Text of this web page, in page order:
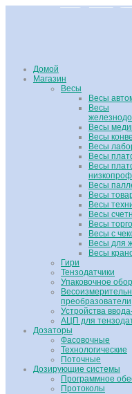
Домой
Магазин
Весы
Весы
Весы
Весы
Весы
Весы
Весы
Весы
Весы
Весы
Весы
Весы
Весы
Весы с
Весы для
Весы
Гири
Тензодатчики
Упаковочное
преобразователи
Устройства
АЦП для
Дозаторы
Фасовочные
Технологические
Поточные
Дозирующие системы
Программное
Протоколы